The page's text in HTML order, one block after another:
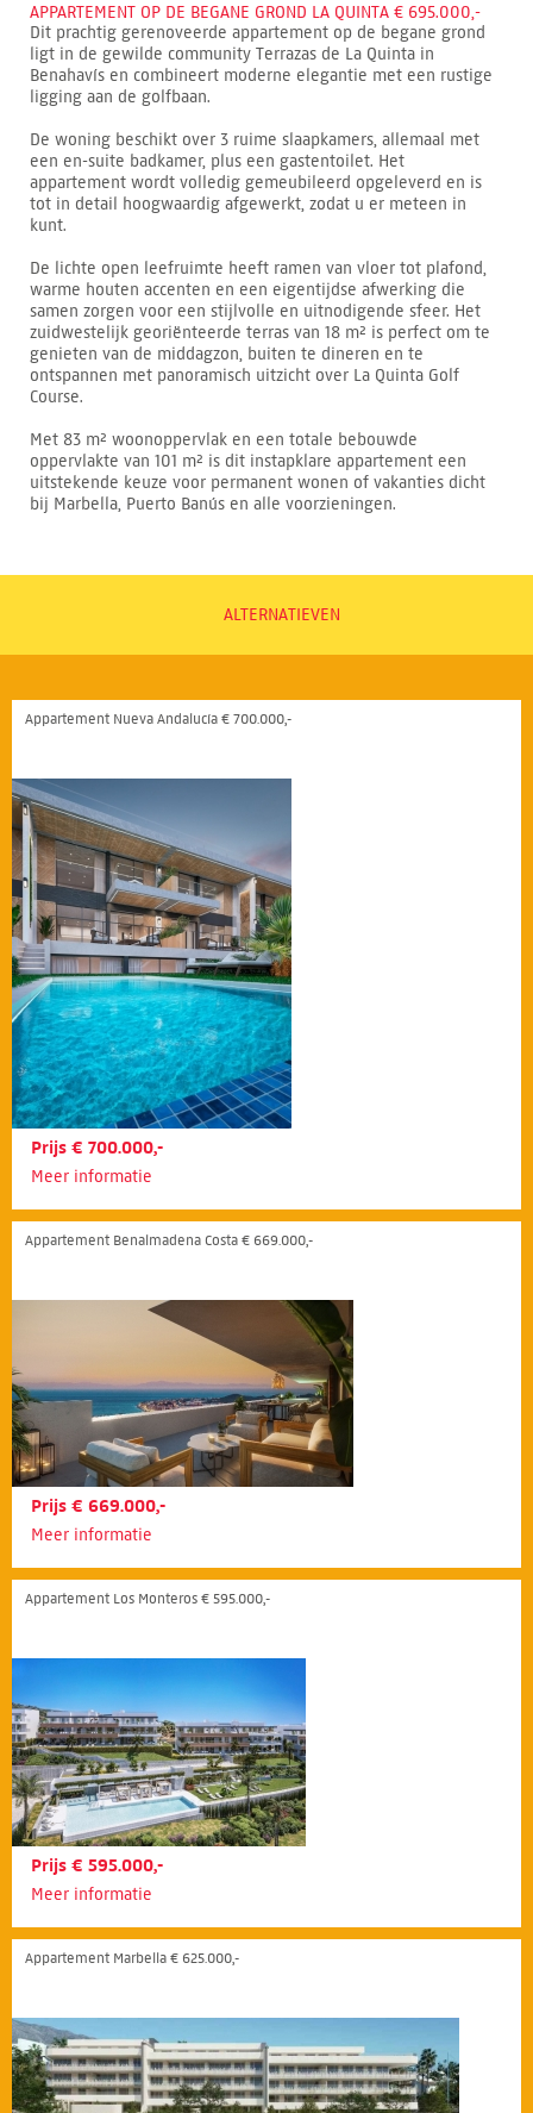
APPARTEMENT OP DE BEGANE GROND LA QUINTA € 695.000,-
Dit prachtig gerenoveerde appartement op de begane grond
ligt in de gewilde community Terrazas de La Quinta in
Benahavís en combineert moderne elegantie met een rustige
ligging aan de golfbaan.
De woning beschikt over 3 ruime slaapkamers, allemaal met
een en-suite badkamer, plus een gastentoilet. Het
appartement wordt volledig gemeubileerd opgeleverd en is
tot in detail hoogwaardig afgewerkt, zodat u er meteen in
kunt.
De lichte open leefruimte heeft ramen van vloer tot plafond,
warme houten accenten en een eigentijdse afwerking die
samen zorgen voor een stijlvolle en uitnodigende sfeer. Het
zuidwestelijk georiënteerde terras van 18 m² is perfect om te
genieten van de middagzon, buiten te dineren en te
ontspannen met panoramisch uitzicht over La Quinta Golf
Course.
Met 83 m² woonoppervlak en een totale bebouwde
oppervlakte van 101 m² is dit instapklare appartement een
uitstekende keuze voor permanent wonen of vakanties dicht
bij Marbella, Puerto Banús en alle voorzieningen.
ALTERNATIEVEN
Appartement Nueva Andalucía € 700.000,-
Prijs € 700.000,-
Meer informatie
Appartement Benalmadena Costa € 669.000,-
Prijs € 669.000,-
Meer informatie
Appartement Los Monteros € 595.000,-
Prijs € 595.000,-
Meer informatie
Appartement Marbella € 625.000,-